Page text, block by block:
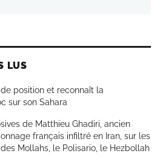
LUS
position et reconnaît la
sur son Sahara
de Matthieu Ghadiri, ancien
français infiltré en Iran, sur les
Mollahs, le Polisario, le Hezbollah